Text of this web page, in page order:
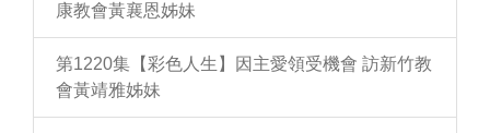
康教會黃襄恩姊妹
第1220集【彩色人生】因主愛領受機會 訪新竹教
會黃靖雅姊妹